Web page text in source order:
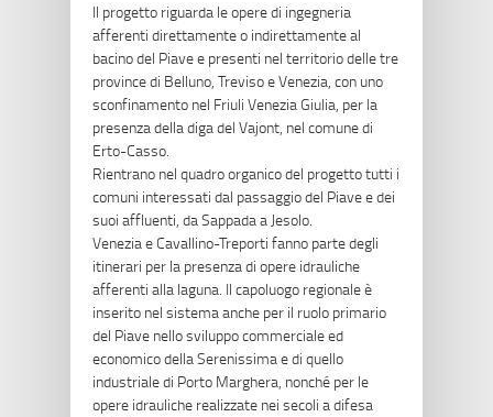
Il progetto riguarda le opere di ingegneria
afferenti direttamente o indirettamente al
bacino del Piave e presenti nel territorio delle tre
province di Belluno, Treviso e Venezia, con uno
sconfinamento nel Friuli Venezia Giulia, per la
presenza della diga del Vajont, nel comune di
Erto-Casso.
Rientrano nel quadro organico del progetto tutti i
comuni interessati dal passaggio del Piave e dei
suoi affluenti, da Sappada a Jesolo.
Venezia e Cavallino-Treporti fanno parte degli
itinerari per la presenza di opere idrauliche
afferenti alla laguna. Il capoluogo regionale è
inserito nel sistema anche per il ruolo primario
del Piave nello sviluppo commerciale ed
economico della Serenissima e di quello
industriale di Porto Marghera, nonché per le
opere idrauliche realizzate nei secoli a difesa